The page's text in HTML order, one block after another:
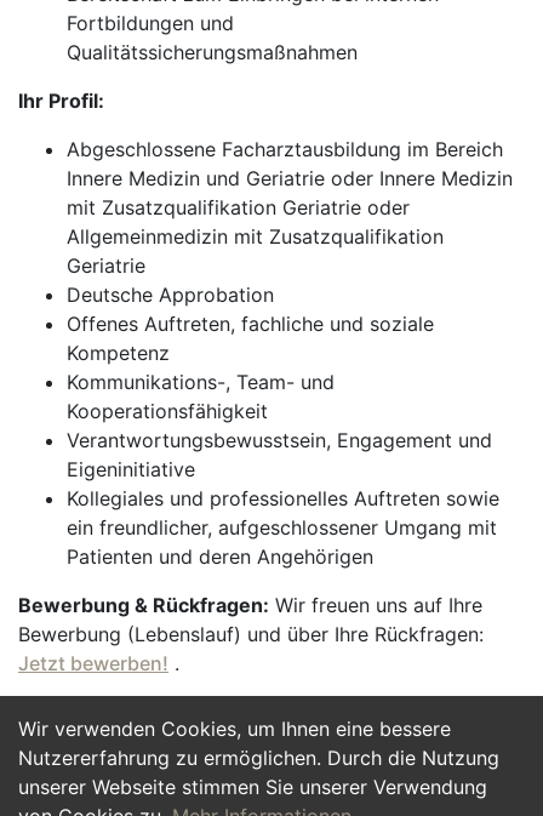
Wir verwenden Cookies, um Ihnen eine bessere
Nutzererfahrung zu ermöglichen. Durch die Nutzung
unserer Webseite stimmen Sie unserer Verwendung
Fortbildungen und
Qualitätssicherungsmaßnahmen
Ihr Profil:
Abgeschlossene Facharztausbildung im Bereich
Innere Medizin und Geriatrie oder Innere Medizin
mit Zusatzqualifikation Geriatrie oder
Allgemeinmedizin mit Zusatzqualifikation
Geriatrie
Deutsche Approbation
Offenes Auftreten, fachliche und soziale
Kompetenz
Kommunikations-, Team- und
Kooperationsfähigkeit
Verantwortungsbewusstsein, Engagement und
Eigeninitiative
Kollegiales und professionelles Auftreten sowie
ein freundlicher, aufgeschlossener Umgang mit
Patienten und deren Angehörigen
Bewerbung & Rückfragen: Wir freuen uns auf Ihre
Bewerbung (Lebenslauf) und über Ihre Rückfragen:
Jetzt bewerben! .
Jetzt Bewerben